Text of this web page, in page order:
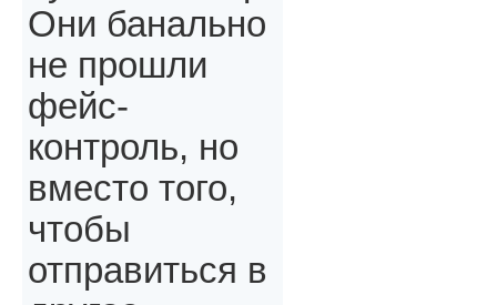
Они банально
не прошли
фейс-
контроль, но
вместо того,
чтобы
отправиться в